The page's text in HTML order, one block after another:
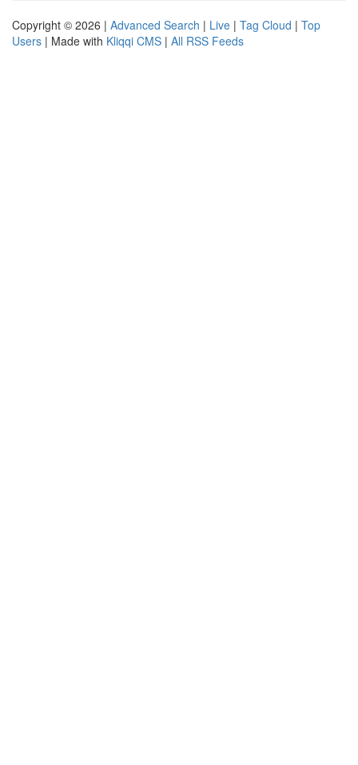
Copyright © 2026 | Advanced Search | Live | Tag Cloud | Top
Users | Made with Kliqqi CMS | All RSS Feeds